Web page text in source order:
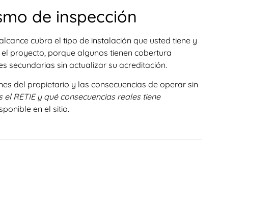
de inspección
cubra el tipo de instalación que usted tiene y
proyecto, porque algunos tienen cobertura
secundarias sin actualizar su acreditación.
del propietario y las consecuencias de operar sin
el RETIE y qué consecuencias reales tiene
en el sitio.